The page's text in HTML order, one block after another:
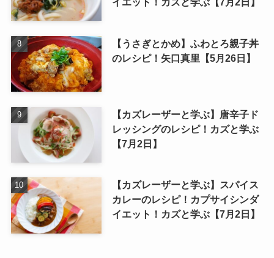
【うさぎとかめ】ふわとろ親子丼
のレシピ！矢口真里【5月26日】
【カズレーザーと学ぶ】唐辛子ド
レッシングのレシピ！カズと学ぶ
【7月2日】
【カズレーザーと学ぶ】スパイス
カレーのレシピ！カプサイシンダ
イエット！カズと学ぶ【7月2日】